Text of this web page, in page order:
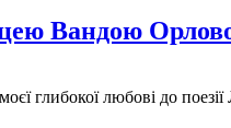
Вандою
глибокої любові до